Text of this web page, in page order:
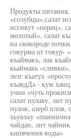
Продукты питания,
«голубцы»,салат
исгивут «перец»,
молотый», салат
на сковороде
говурма от говур-
къаймакъ, лак
кьаймакь
лезг къатух
къавдДа - кум
учин «чуть
салат пулаву, лит
пулов, азерб плов,
хьувхьу
чайдан, лит
кипячения воды»